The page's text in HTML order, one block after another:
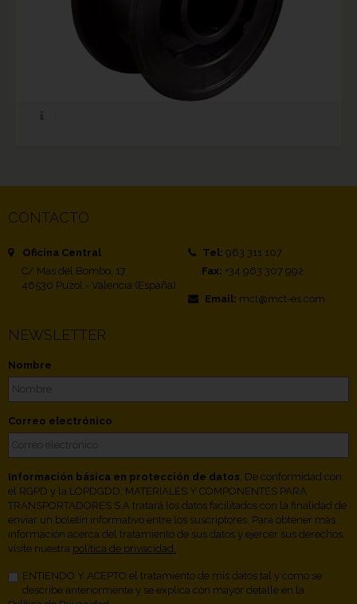
CONTACTO
Oficina Central
C/ Mas del Bombo, 17
46530 Puzol - Valencia (España)
Tel: 963 311 107
Fax: +34 963 307 992
Email: mct@mct-es.com
NEWSLETTER
Nombre
Correo electrónico
Información básica en protección de datos . De conformidad con
el RGPD y la LOPDGDD, MATERIALES Y COMPONENTES PARA
TRANSPORTADORES S.A tratará los datos facilitados con la finalidad de
enviar un boletín informativo entre los suscriptores. Para obtener más
información acerca del tratamiento de sus datos y ejercer sus derechos,
visite nuestra política de privacidad.
ENTIENDO Y ACEPTO el tratamiento de mis datos tal y como se
describe anteriormente y se explica con mayor detalle en la